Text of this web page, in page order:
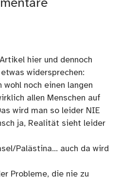
hier und dennoch
widersprechen:
wohl noch einen langen
allen Menschen auf
wird man so leider NIE
ja, Realität sieht leider
Palästina… auch da wird
Probleme, die nie zu